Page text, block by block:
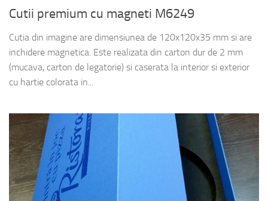
Cutii premium cu magneti M6249
Cutia din imagine are dimensiunea de 120x120x35 mm si are
inchidere magnetica. Este realizata din carton dur de 2 mm
(mucava, carton de legatorie) si caserata la interior si exterior
cu hartie colorata in...